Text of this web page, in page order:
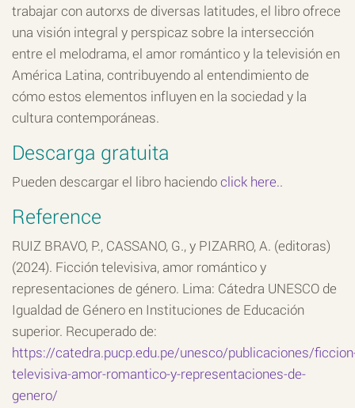
trabajar con autorxs de diversas latitudes, el libro ofrece
una visión integral y perspicaz sobre la intersección
entre el melodrama, el amor romántico y la televisión en
América Latina, contribuyendo al entendimiento de
cómo estos elementos influyen en la sociedad y la
cultura contemporáneas.
Descarga gratuita
Pueden descargar el libro haciendoclick here..
Reference
RUIZ BRAVO, P., CASSANO, G., y PIZARRO, A. (editoras)
(2024). Ficción televisiva, amor romántico y
representaciones de género. Lima: Cátedra UNESCO de
Igualdad de Género en Instituciones de Educación
superior. Recuperado de:
https://catedra.pucp.edu.pe/unesco/publicaciones/
televisiva-amor-romantico-y-representaciones-de-
genero/